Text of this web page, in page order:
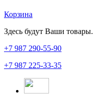
Корзина
Здесь будут Ваши товары.
+7 987 290-55-90
+7 987 225-33-35